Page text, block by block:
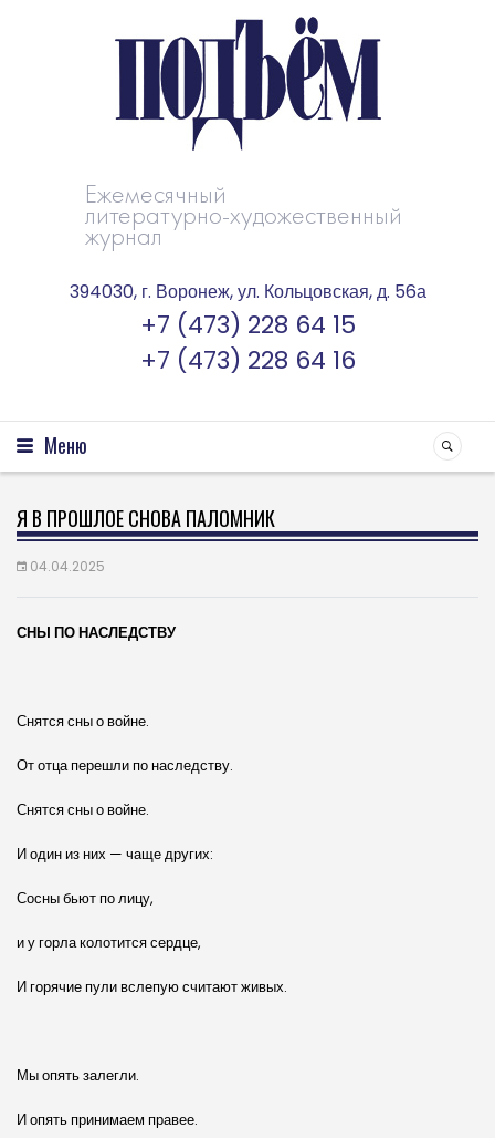
Ежемесячный
литературно-художественный
журнал
394030, г. Воронеж, ул. Кольцовская, д. 56а
+7 (473) 228 64 15
+7 (473) 228 64 16
Меню
Я В ПРОШЛОЕ СНОВА ПАЛОМНИК
04.04.2025
СНЫ ПО НАСЛЕДСТВУ
Снятся сны о войне.
От отца перешли по наследству.
Снятся сны о войне.
И один из них — чаще других:
Сосны бьют по лицу,
и у горла колотится сердце,
И горячие пули вслепую считают живых.
Мы опять залегли.
И опять принимаем правее.